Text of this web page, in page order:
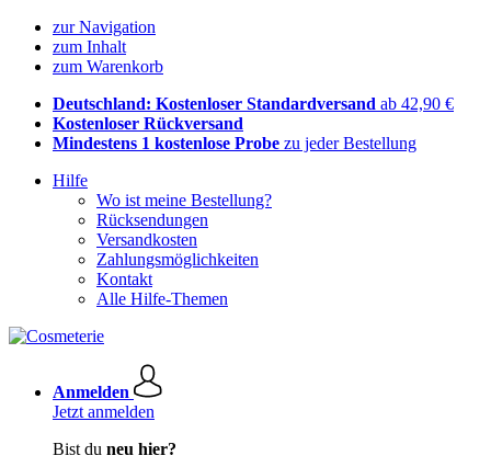
zur Navigation
zum Inhalt
zum Warenkorb
Deutschland: Kostenloser Standardversand ab 42,90 €
Kostenloser Rückversand
Mindestens 1 kostenlose Probe zu jeder Bestellung
Hilfe
Wo ist meine Bestellung?
Rücksendungen
Versandkosten
Zahlungsmöglichkeiten
Kontakt
Alle Hilfe-Themen
Anmelden
Jetzt anmelden
Bist du neu hier?